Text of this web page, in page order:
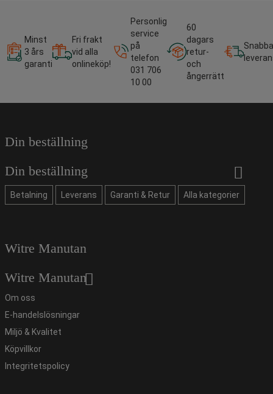
Minst
3 års
garanti
Fri frakt
vid alla
onlineköp!
Personlig
service
på
telefon
031 706
10 00
60
dagars
retur-
och
ångerrätt
Snabba
Din beställning
Din beställning
Betalning Leverans Garanti & Retur Alla kategorier
Witre Manutan
Witre Manutan
Om oss
E-handelslösningar
Miljö & Kvalitet
Köpvillkor
Integritetspolicy